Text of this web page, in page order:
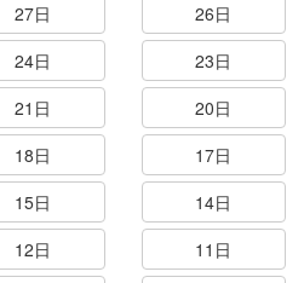
27日
26日
24日
23日
21日
20日
18日
17日
15日
14日
12日
11日